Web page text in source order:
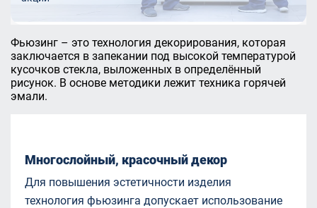
Фьюзинг – это технология декорирования, которая
заключается в запекании под высокой температурой
кусочков стекла, выложенных в определённый
рисунок. В основе методики лежит техника горячей
эмали.
Многослойный, красочный декор
Для повышения эстетичности изделия
технология фьюзинга допускает использование